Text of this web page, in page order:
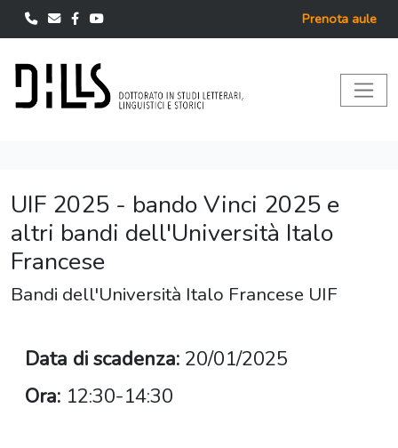
Prenota aule
UIF 2025 - bando Vinci 2025 e
altri bandi dell'Università Italo
Francese
Bandi dell'Università Italo Francese UIF
Data di scadenza: 20/01/2025
Ora: 12:30-14:30